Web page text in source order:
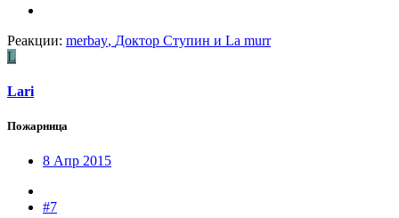
Реакции: merbay, Доктор Ступин и La murr
L
Lari
Пожарница
8 Апр 2015
#7